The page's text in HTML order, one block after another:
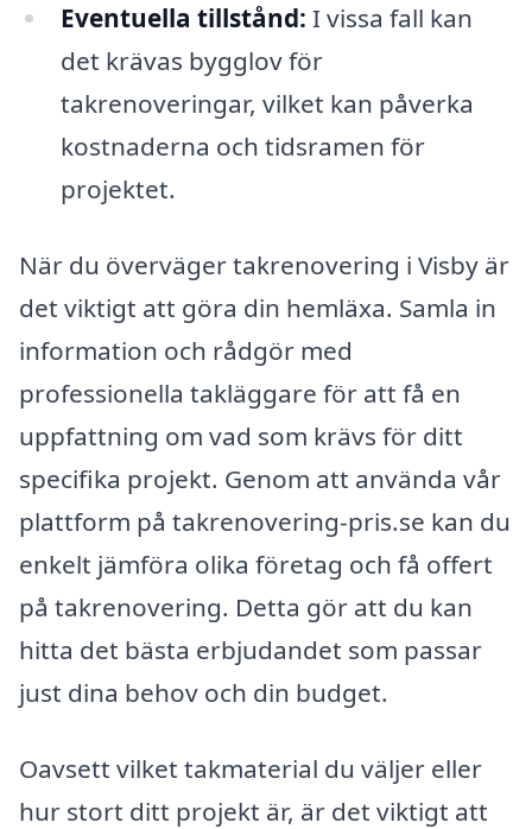
Eventuella tillstånd: I vissa fall kan
det krävas bygglov för
takrenoveringar, vilket kan påverka
kostnaderna och tidsramen för
projektet.
När du överväger takrenovering i Visby är
det viktigt att göra din hemläxa. Samla in
information och rådgör med
professionella takläggare för att få en
uppfattning om vad som krävs för ditt
specifika projekt. Genom att använda vår
plattform på takrenovering-pris.se kan du
enkelt jämföra olika företag och få offert
på takrenovering. Detta gör att du kan
hitta det bästa erbjudandet som passar
just dina behov och din budget.
Oavsett vilket takmaterial du väljer eller
hur stort ditt projekt är, är det viktigt att